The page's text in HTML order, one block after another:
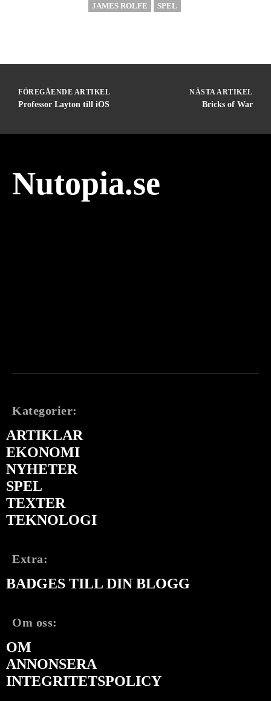
JAMES ROLFE
SPEL
FÖREGÅENDE ARTIKEL
Professor Layton till iOS
NÄSTA ARTIKEL
Bricks of War
Nutopia.se
Kategorier:
ARTIKLAR
EKONOMI
NYHETER
SPEL
TEXTER
TEKNOLOGI
Extra:
BADGES TILL DIN BLOGG
Om oss:
OM
ANNONSERA
INTEGRITETSPOLICY